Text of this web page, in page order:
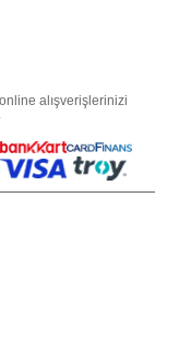
alışverişlerinizi